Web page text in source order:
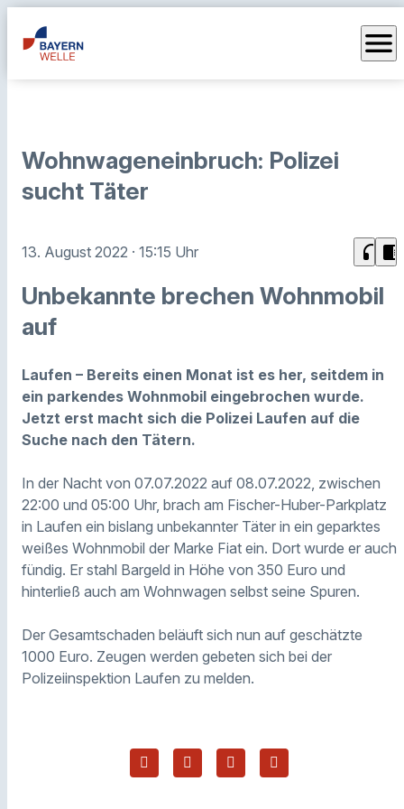
menu
Wohnwageneinbruch: Polizei
sucht Täter
13. August 2022 · 15:15 Uhr headphones chrome_reader_mode
Unbekannte brechen Wohnmobil
auf
Laufen – Bereits einen Monat ist es her, seitdem in
ein parkendes Wohnmobil eingebrochen wurde.
Jetzt erst macht sich die Polizei Laufen auf die
Suche nach den Tätern.
In der Nacht von 07.07.2022 auf 08.07.2022, zwischen
22:00 und 05:00 Uhr, brach am Fischer-Huber-Parkplatz
in Laufen ein bislang unbekannter Täter in ein geparktes
weißes Wohnmobil der Marke Fiat ein. Dort wurde er auch
fündig. Er stahl Bargeld in Höhe von 350 Euro und
hinterließ auch am Wohnwagen selbst seine Spuren.
Der Gesamtschaden beläuft sich nun auf geschätzte
1000 Euro. Zeugen werden gebeten sich bei der
Polizeiinspektion Laufen zu melden.